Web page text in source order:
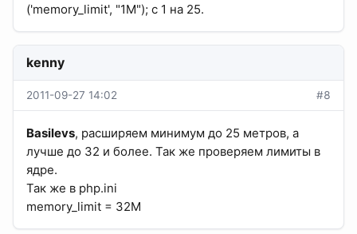
('memory_limit', "1M"); с 1 на 25.
kenny
2011-09-27 14:02 #8
Basilevs, расширяем минимум до 25 метров, а
лучше до 32 и более. Так же проверяем лимиты в
ядре.
Так же в php.ini
memory_limit = 32M